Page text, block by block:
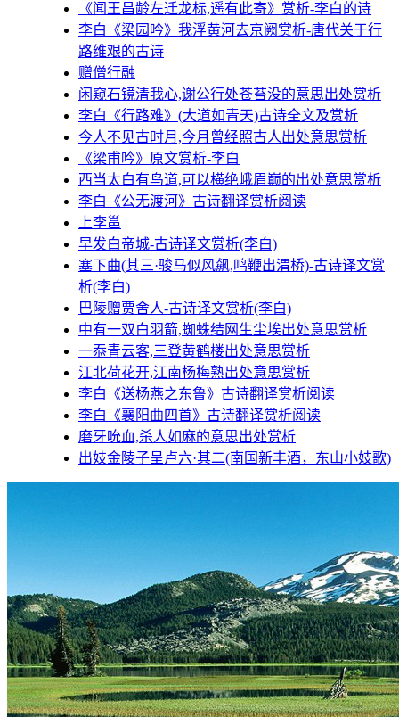
《闻王昌龄左迁龙标,遥有此寄》赏析-李白的诗
李白《梁园吟》我浮黄河去京阙赏析-唐代关于行
路维艰的古诗
赠僧行融
闲窥石镜清我心,谢公行处苍苔没的意思出处赏析
李白《行路难》(大道如青天)古诗全文及赏析
今人不见古时月,今月曾经照古人出处意思赏析
《梁甫吟》原文赏析-李白
西当太白有鸟道,可以横绝峨眉巅的出处意思赏析
李白《公无渡河》古诗翻译赏析阅读
上李邕
早发白帝城-古诗译文赏析(李白)
塞下曲(其三·骏马似风飙,鸣鞭出渭桥)-古诗译文赏
析(李白)
巴陵赠贾舍人-古诗译文赏析(李白)
中有一双白羽箭,蜘蛛结网生尘埃出处意思赏析
一忝青云客,三登黄鹤楼出处意思赏析
江北荷花开,江南杨梅熟出处意思赏析
李白《送杨燕之东鲁》古诗翻译赏析阅读
李白《襄阳曲四首》古诗翻译赏析阅读
磨牙吮血,杀人如麻的意思出处赏析
出妓金陵子呈卢六·其二(南国新丰酒，东山小妓歌)